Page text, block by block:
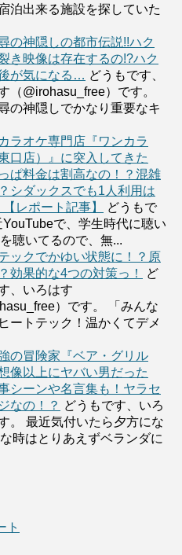
泊出来る施設を探していた
の神隠しの都市伝説!!ハク
き映像は存在するの!?ハク
が気になる… どうもです、
（@irohasu_free）です。
の神隠しでかなり重要なキ
ラオケ専門店『ワンカラ
口店）』に突入してきた
ぱ料金は割高なの！？混雑
シダックスでも1人利用は
レポート記事】
どうもで
で、学生時代に聴い
聴いてるので、無...
ックでかゆい状態に！？原
効果的な4つの対策っ！
ど
、いろはす
）です。 「みんな
ートテック！温かくてデメ
の冒険家『ベア・グリル
像以上にヤバい男だった
シーンや名言集も！ヤラセ
なの！？ どうもです、いろ
。 最近気付いたら夕方にな
時はとりあえずベランダに
ト